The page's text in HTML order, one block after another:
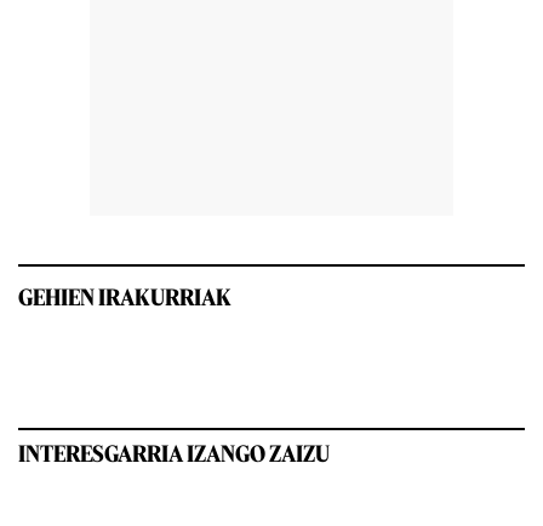
GEHIEN IRAKURRIAK
INTERESGARRIA IZANGO ZAIZU